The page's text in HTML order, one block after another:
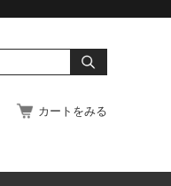
カートをみる